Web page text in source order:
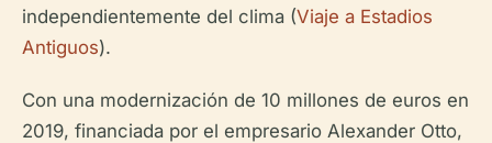
independientemente del clima (Viaje a Estadios
Antiguos).
Con una modernización de 10 millones de euros en
2019, financiada por el empresario Alexander Otto,